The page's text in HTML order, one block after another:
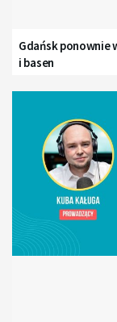
Gdańsk ponownie
i basen